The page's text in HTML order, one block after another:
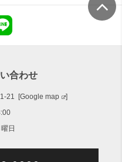
合わせ
21 [Google map
]
日